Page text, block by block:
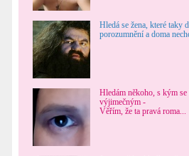
Hledá se žena, které taky
porozumnění a doma
Hledám někoho, s kým
výjimečným -
Věřím, že ta pravá roma...